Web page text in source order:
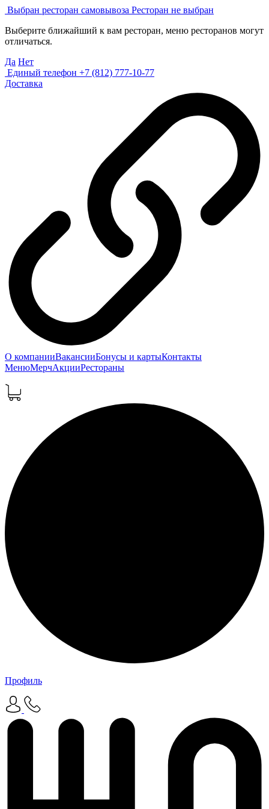
Выбран ресторан самовывоза Ресторан не выбран
Выберите ближайший к вам ресторан, меню ресторанов могут
отличаться.
Да Нет
Единый телефон +7 (812) 777-10-77
Доставка
О компанииВакансииБонусы и картыКонтакты
МенюМерчАкцииРестораны
Профиль